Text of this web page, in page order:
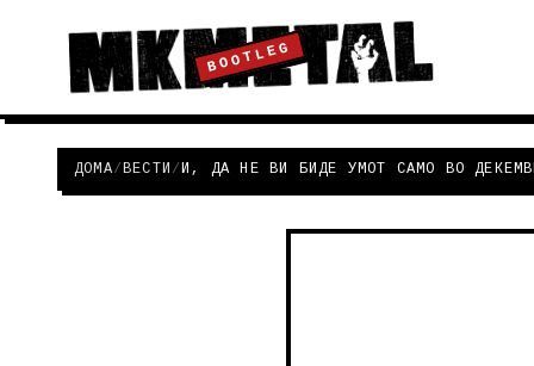
BOOTLEG
ДОМА/ВЕСТИ /И, ДА НЕ ВИ БИДЕ УМОТ САМО ВО